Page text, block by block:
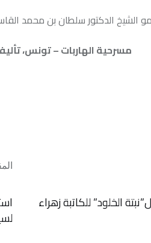
بن محمد القاسمي لأفضل عرض
الهاربات – تونس، تأليف وإخراج
للكاتبة زهراء
المقال التالي
استمارة
لسينما